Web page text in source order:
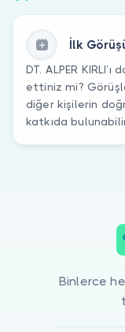
İlk
DT. ALPER
ettiniz mi?
diğer kişilerin
katkıda
Binlerce